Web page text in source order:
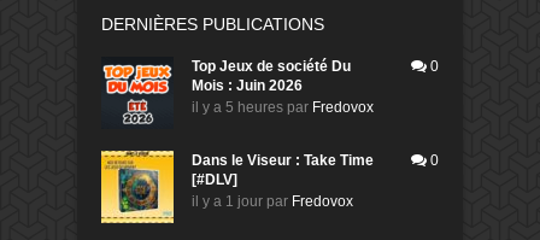
DERNIÈRES PUBLICATIONS
Top Jeux de société Du
Mois : Juin 2026
il y a 5 heures par Fredovox
0
Dans le Viseur : Take Time
[#DLV]
il y a 1 jour par Fredovox
0